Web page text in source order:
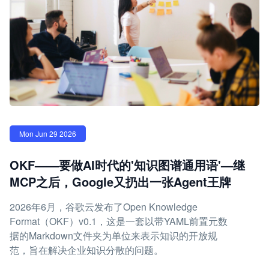
Mon Jun 29 2026
OKF——要做AI时代的'知识图谱通用语'—继
MCP之后，Google又扔出一张Agent王牌
2026年6月，谷歌云发布了Open Knowledge
Format（OKF）v0.1，这是一套以带YAML前置元数
据的Markdown文件夹为单位来表示知识的开放规
范，旨在解决企业知识分散的问题。